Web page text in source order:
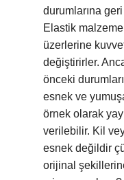
durumlarına
Elastik
üzerlerine
değiştirirler.
önceki
esnek ve
örnek olarak
verilebilir. Kil
esnek değildir
orijinal